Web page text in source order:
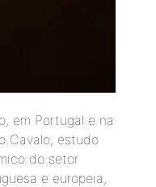
em Portugal e na
Cavalo, estudo
do setor
e europeia,